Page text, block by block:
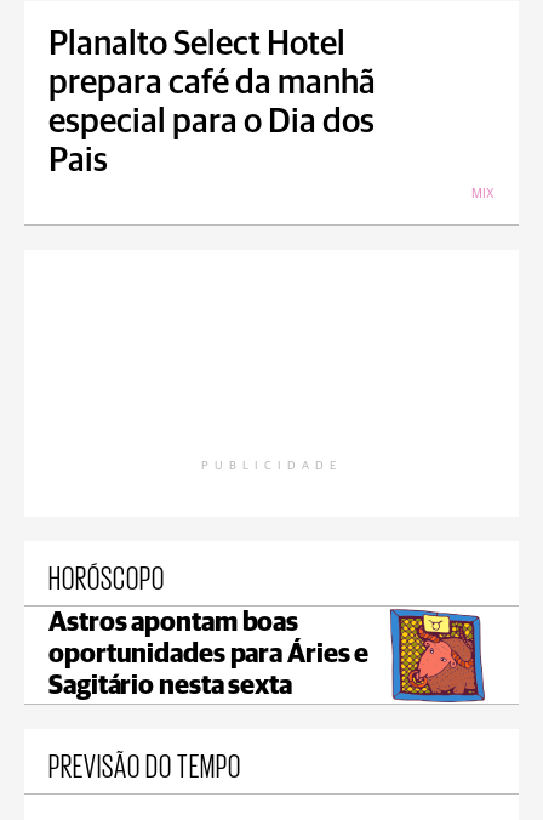
Planalto Select Hotel
prepara café da manhã
especial para o Dia dos
Pais
MIX
PUBLICIDADE
HORÓSCOPO
Astros apontam boas
oportunidades para Áries e
Sagitário nesta sexta
PREVISÃO DO TEMPO